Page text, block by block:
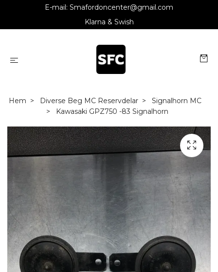
E-mail: Smafordoncenter@gmail.com
Klarna & Swish
Hem Diverse Beg MC Reservdelar
Signalhorn MC
Kawasaki GPZ750 -83 Signalhorn